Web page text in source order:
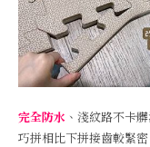
完全防水 、淺紋路不卡髒
巧拼相比下拼接齒較緊